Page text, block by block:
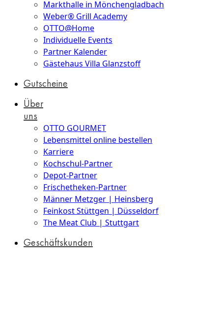
Markthalle in Mönchengladbach
Weber® Grill Academy
OTTO@Home
Individuelle Events
Partner Kalender
Gästehaus Villa Glanzstoff
Gutscheine
Über
uns
OTTO GOURMET
Lebensmittel online bestellen
Karriere
Kochschul-Partner
Depot-Partner
Frischetheken-Partner
Männer Metzger | Heinsberg
Feinkost Stüttgen | Düsseldorf
The Meat Club | Stuttgart
Geschäftskunden